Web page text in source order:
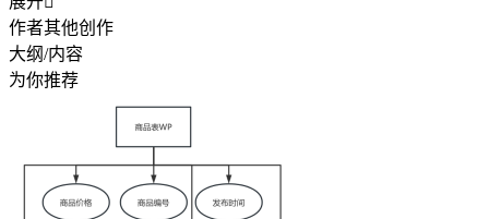
作者其他创作
大纲/内容
为你推荐